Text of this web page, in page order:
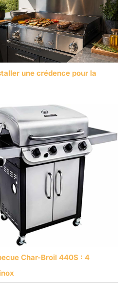
une crédence pour la
Char-Broil 440S : 4